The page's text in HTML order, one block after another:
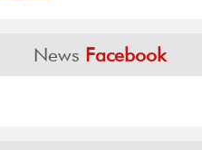
News Facebook